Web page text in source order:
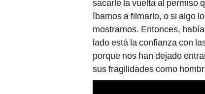
sacarle la vuelta al permiso
íbamos a filmarlo, o si algo
mostramos. Entonces,
lado está la confianza con
porque nos han dejado
sus fragilidades como